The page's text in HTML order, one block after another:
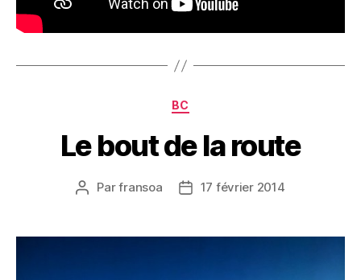
Catégories
BC
Le bout de la route
Auteur
Parfransoa
Date17 février 2014